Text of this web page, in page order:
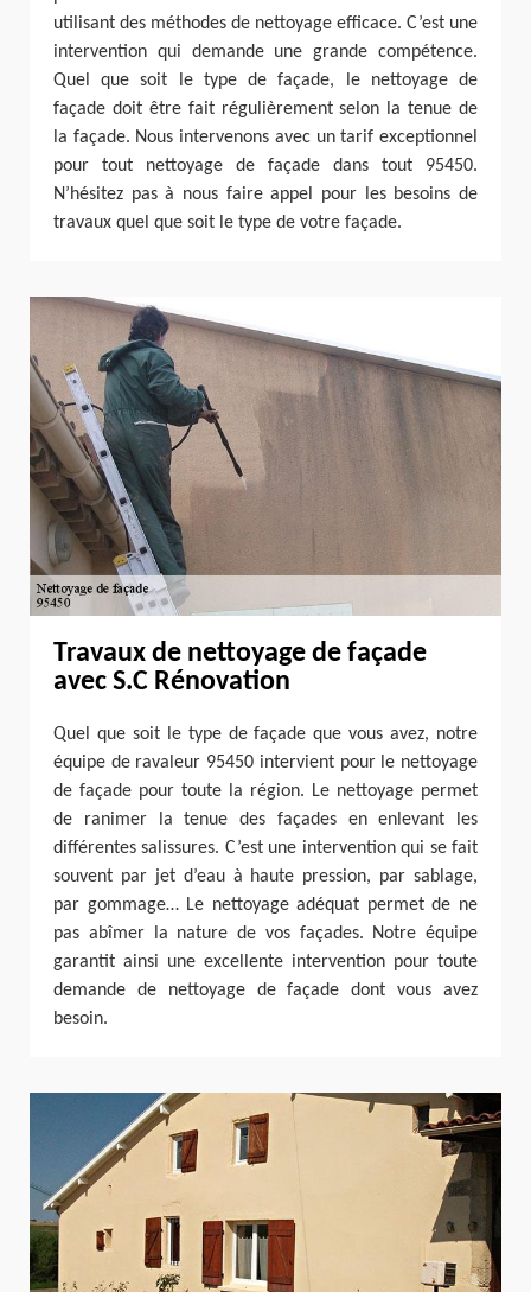
utilisant des méthodes de nettoyage efficace. C’est une
intervention qui demande une grande compétence.
Quel que soit le type de façade, le nettoyage de
façade doit être fait régulièrement selon la tenue de
la façade. Nous intervenons avec un tarif exceptionnel
pour tout nettoyage de façade dans tout 95450.
N’hésitez pas à nous faire appel pour les besoins de
travaux quel que soit le type de votre façade.
Travaux de nettoyage de façade
avec S.C Rénovation
Quel que soit le type de façade que vous avez, notre
équipe de ravaleur 95450 intervient pour le nettoyage
de façade pour toute la région. Le nettoyage permet
de ranimer la tenue des façades en enlevant les
différentes salissures. C’est une intervention qui se fait
souvent par jet d’eau à haute pression, par sablage,
par gommage… Le nettoyage adéquat permet de ne
pas abîmer la nature de vos façades. Notre équipe
garantit ainsi une excellente intervention pour toute
demande de nettoyage de façade dont vous avez
besoin.